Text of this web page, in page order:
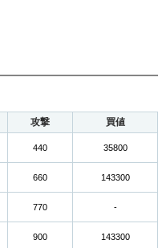
攻撃 買値
440 35800
660 143300
770 -
900 143300